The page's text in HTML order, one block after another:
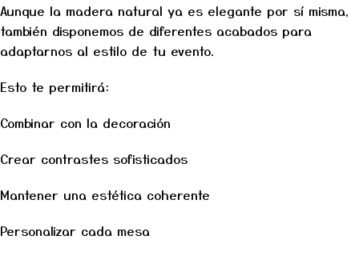
Aunque la madera natural ya es elegante por sí misma,
también disponemos de diferentes acabados para
adaptarnos al estilo de tu evento.
Esto te permitirá:
Combinar con la decoración
Crear contrastes sofisticados
Mantener una estética coherente
Personalizar cada mesa